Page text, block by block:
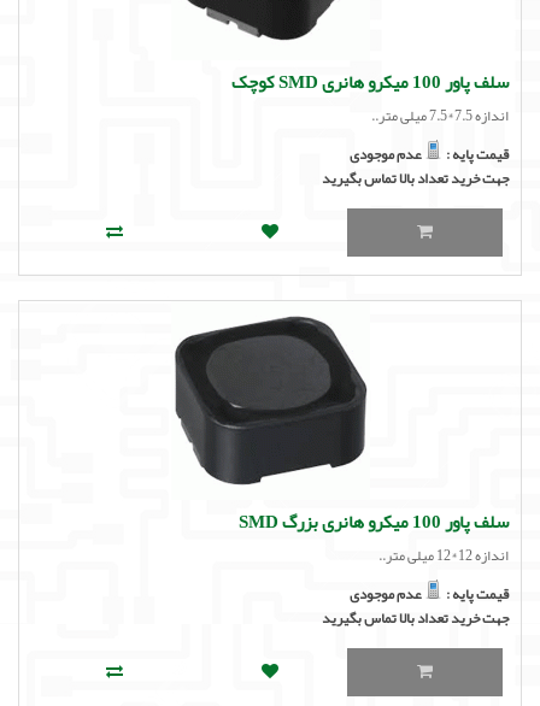
لوازم صوتی حرفه ای
مالتی مدیا
سلف پاور 100 میکرو هانری SMD کوچک
اندازه 7.5*7.5 میلی متر..
قیمت پایه :
عدم موجودی
جهت خرید تعداد بالا تماس بگیرید
سلف پاور 100 میکرو هانری بزرگ SMD
اندازه 12*12 میلی متر..
قیمت پایه :
عدم موجودی
جهت خرید تعداد بالا تماس بگیرید